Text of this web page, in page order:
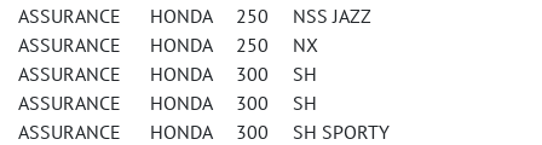
ASSURANCE HONDA 250 NSS JAZZ
ASSURANCE HONDA 250 NX
ASSURANCE HONDA 300 SH
ASSURANCE HONDA 300 SH
ASSURANCE HONDA 300 SH SPORTY